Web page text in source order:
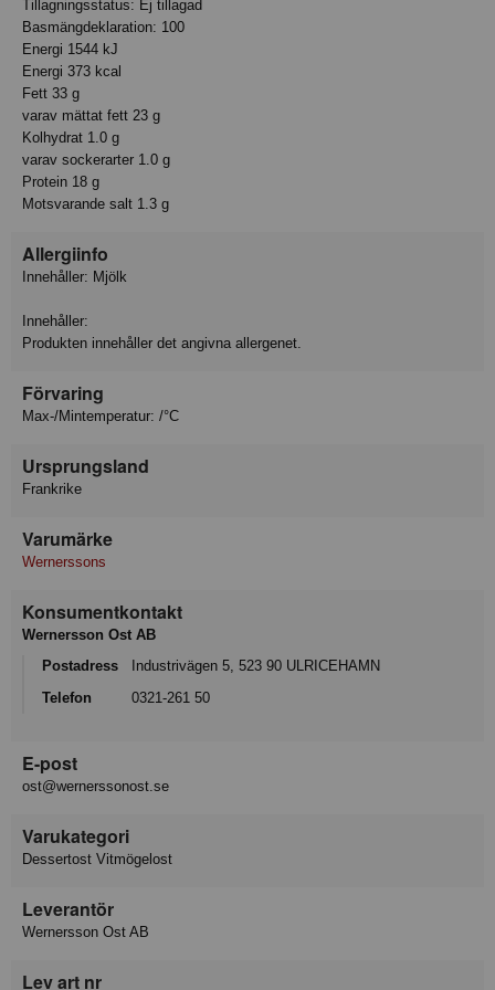
Tillagningsstatus: Ej tillagad
Basmängdeklaration: 100
Energi 1544 kJ
Energi 373 kcal
Fett 33 g
varav mättat fett 23 g
Kolhydrat 1.0 g
varav sockerarter 1.0 g
Protein 18 g
Motsvarande salt 1.3 g
Allergiinfo
Innehåller: Mjölk
Innehåller:
Produkten innehåller det angivna allergenet.
Förvaring
Max-/Mintemperatur: /°C
Ursprungsland
Frankrike
Varumärke
Wernerssons
Konsumentkontakt
Wernersson Ost AB
Postadress
Industrivägen 5, 523 90 ULRICEHAMN
Telefon
0321-261 50
E-post
ost@wernerssonost.se
Varukategori
Dessertost Vitmögelost
Leverantör
Wernersson Ost AB
Lev art nr